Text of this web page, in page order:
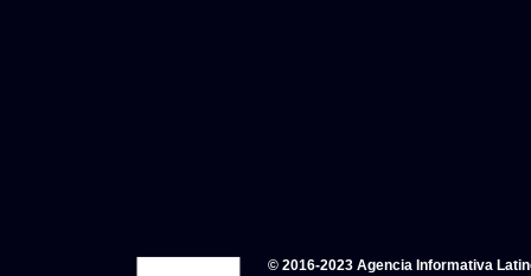
© 2016-2023 Agencia Informativa